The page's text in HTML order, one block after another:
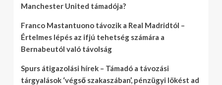
Manchester United támadója?
Franco Mastantuono távozik a Real Madridtól –
Értelmes lépés az ifjú tehetség számára a
Bernabeutól való távolság
Spurs átigazolási hírek – Támadó a távozási
tárgyalások ‘végső szakaszában’, pénzügyi lökést ad